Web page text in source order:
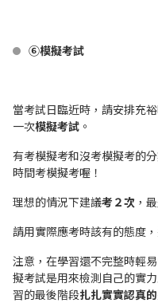
⑥模擬考試
當考試日臨近時，請安排充
一次模擬考試 。
有考模擬考和沒考模擬考的
時間考模擬考喔！
理想的情況下建議考２次 ，
請用實際應考時該有的態度
注意，在學習還不完整時輕
擬考試是用來檢測自己的實
習的最後階段扎扎實實認真